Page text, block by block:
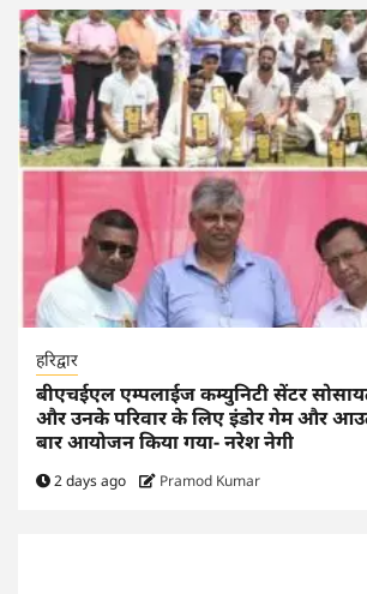
हरिद्वार
बीएचईएल एम्पलाईज कम्युनिटी सेंटर
और उनके परिवार के लिए इंडोर गेम और
बार आयोजन किया गया- नरेश नेगी
2 days ago Pramod Kumar